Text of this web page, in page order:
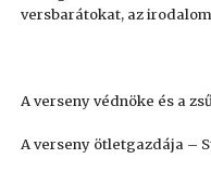
versbarátokat, az
A verseny védnöke és a
A verseny ötletgazdája –